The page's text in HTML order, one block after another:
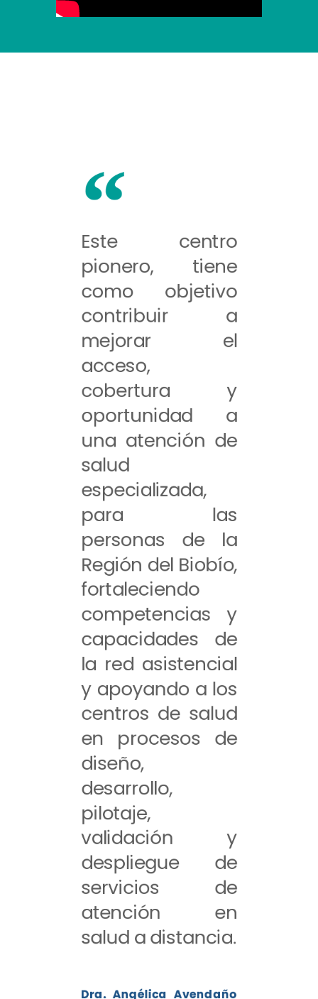
Este centro
pionero, tiene
como objetivo
contribuir a
mejorar el
acceso,
cobertura y
oportunidad a
una atención de
salud
especializada,
para las
personas de la
Región del Biobío,
fortaleciendo
competencias y
capacidades de
la red asistencial
y apoyando a los
centros de salud
en procesos de
diseño,
desarrollo,
pilotaje,
validación y
despliegue de
servicios de
atención en
salud a distancia.
Dra. Angélica Avendaño